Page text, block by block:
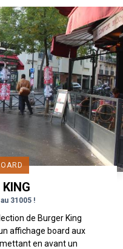
KING
31005 !
de Burger King
affichage board aux
en avant un